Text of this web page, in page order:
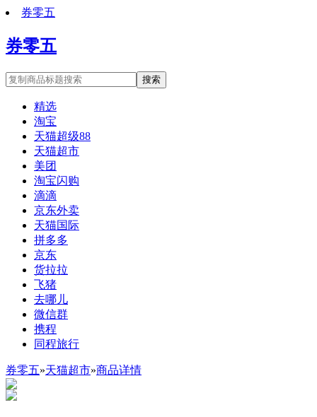
券零五
券零五
搜索
精选
淘宝
天猫超级88
天猫超市
美团
淘宝闪购
滴滴
京东外卖
天猫国际
拼多多
京东
货拉拉
飞猪
去哪儿
微信群
携程
同程旅行
券零五»天猫超市»商品详情